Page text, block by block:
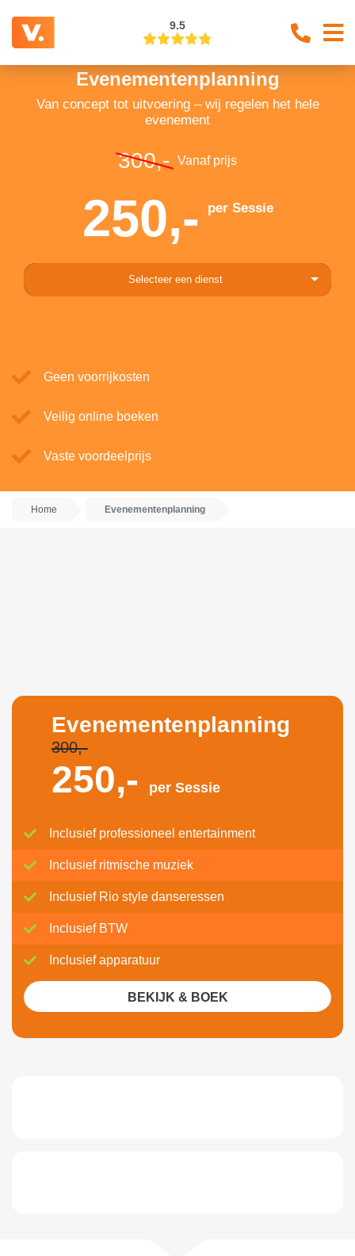
9.5
Evenementenplanning
Van concept tot uitvoering – wij regelen het hele
evenement
300,- Vanaf prijs
250,- per Sessie
Selecteer een dienst
Geen voorrijkosten
Veilig online boeken
Vaste voordeelprijs
Home Evenementenplanning
Evenementenplanning
300,-
250,- per Sessie
Inclusief professioneel entertainment
Inclusief ritmische muziek
Inclusief Rio style danseressen
Inclusief BTW
Inclusief apparatuur
BEKIJK & BOEK